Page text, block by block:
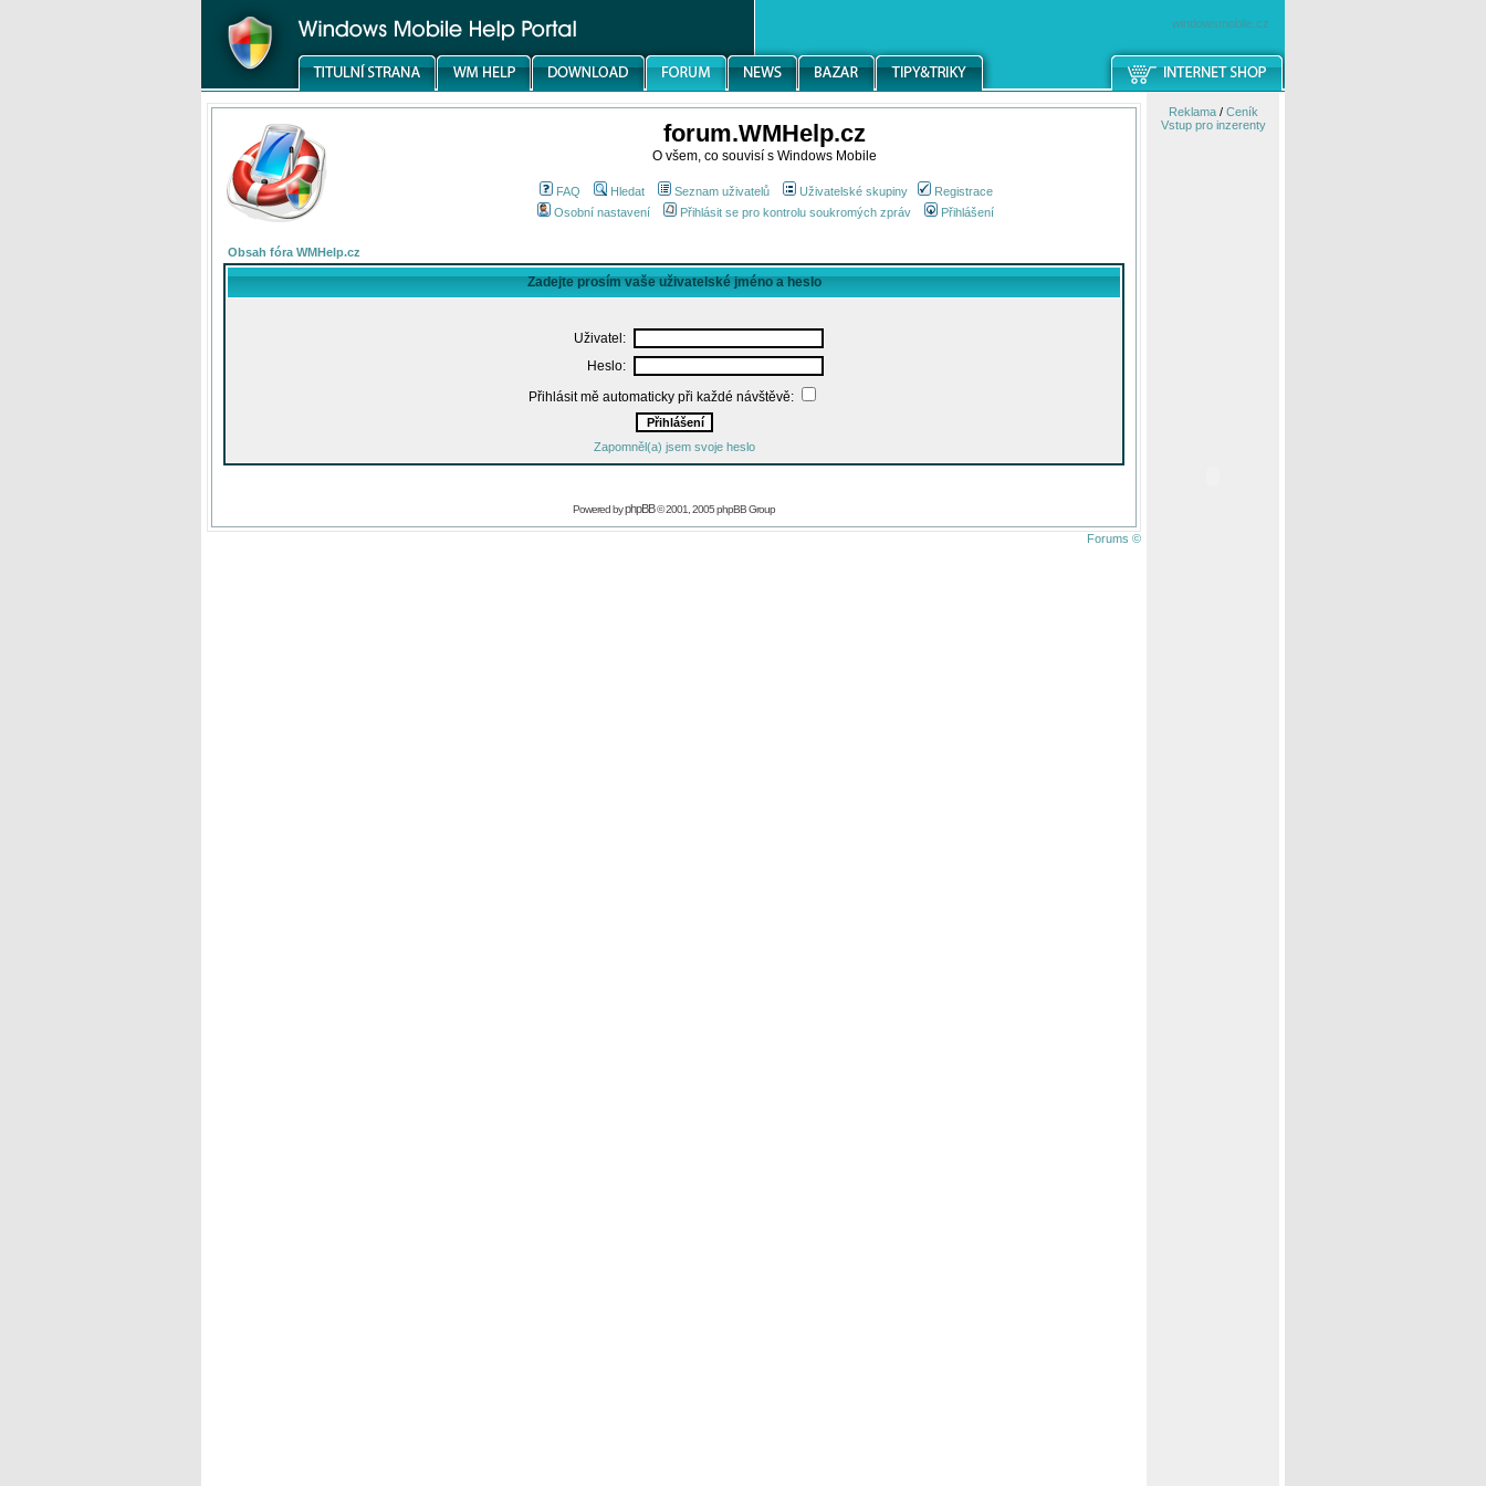
windowsmobile.cz
forum.WMHelp.cz
O všem, co souvisí s Windows Mobile
FAQ Hledat Seznam uživatelů Uživatelské skupiny
Registrace
Osobní nastavení
Přihlásit se pro kontrolu soukromých zpráv Přihlášení
Obsah fóra WMHelp.cz
Zadejte prosím vaše uživatelské jméno a heslo
Uživatel:
Heslo:
Přihlásit mě automaticky při každé návštěvě:
Zapomněl(a) jsem svoje heslo
Powered byphpBB© 2001, 2005 phpBB Group
Forums ©
Reklama/ Ceník
Vstup pro inzerenty